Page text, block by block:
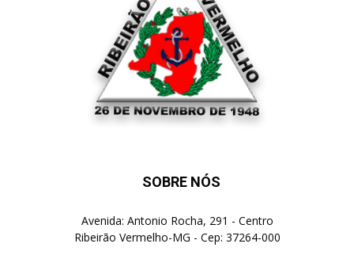
SOBRE NÓS
Avenida: Antonio Rocha, 291 - Centro
Ribeirão Vermelho-MG - Cep: 37264-000